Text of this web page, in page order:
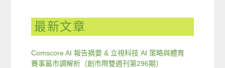
最新文章
Comscore AI 報告摘要 & 立視科技 AI 策略與體育
賽事篇市調解析（創市際雙週刊第296期）